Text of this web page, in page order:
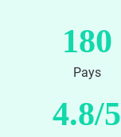
180
Pays
4.8/5